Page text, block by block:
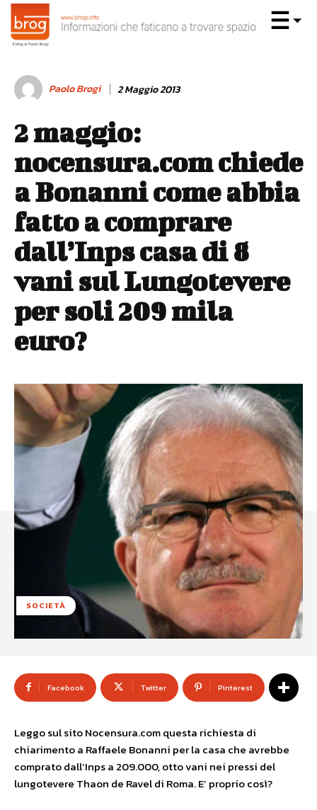
Paolo Brogi 2 Maggio 2013
2 maggio:
nocensura.com chiede
a Bonanni come abbia
fatto a comprare
dall’Inps casa di 8
vani sul Lungotevere
per soli 209 mila
euro?
SOCIETÀ
Facebook Twitter Pinterest
Leggo sul sito Nocensura.com questa richiesta di
chiarimento a Raffaele Bonanni per la casa che avrebbe
comprato dall’Inps a 209.000, otto vani nei pressi del
lungotevere Thaon de Ravel di Roma. E’ proprio così?